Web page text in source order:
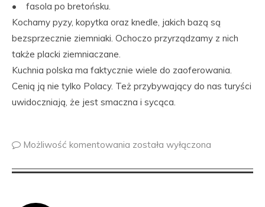
• fasola po bretońsku.
Kochamy pyzy, kopytka oraz knedle, jakich bazą są
bezsprzecznie ziemniaki. Ochoczo przyrządzamy z nich
także placki ziemniaczane.
Kuchnia polska ma faktycznie wiele do zaoferowania.
Cenią ją nie tylko Polacy. Też przybywający do nas turyści
uwidoczniają, że jest smaczna i sycąca.
Możliwość komentowania została wyłączona